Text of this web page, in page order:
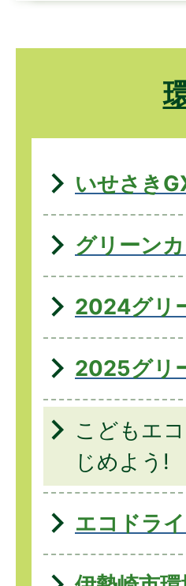
いせさき
グリーン
2024グリ
2025グリ
こどもエ
じめよう!
エコドラ